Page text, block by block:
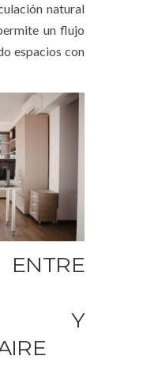
natural
un flujo
espacios con
ENTRE
Y